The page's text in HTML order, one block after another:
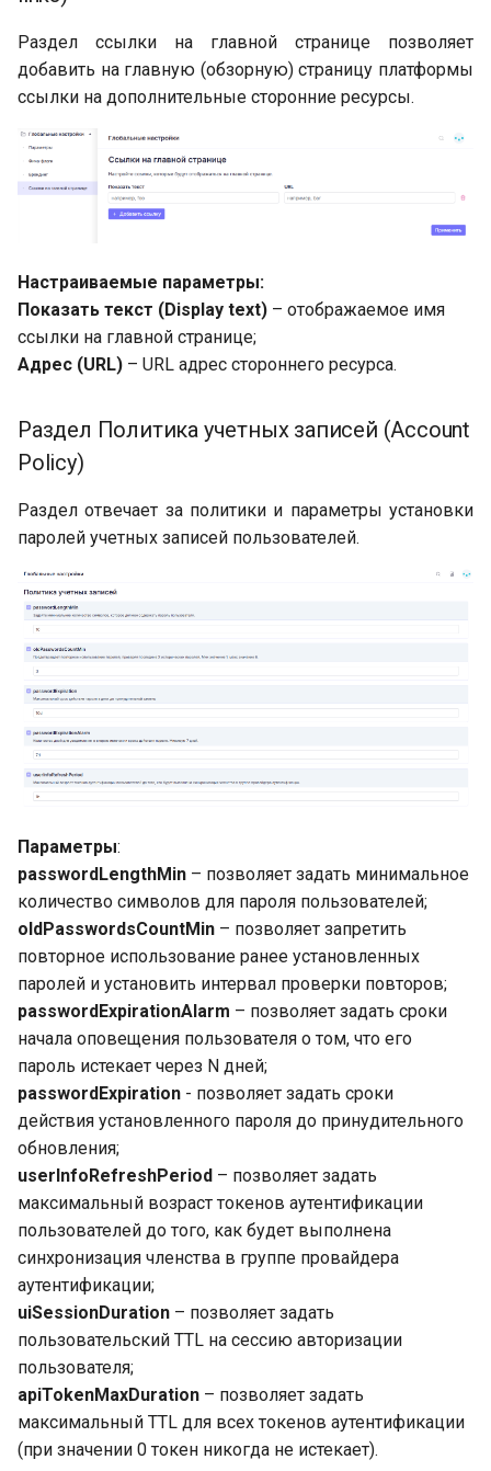
Раздел ссылки на главной странице позволяет
добавить на главную (обзорную) страницу платформы
ссылки на дополнительные сторонние ресурсы.
Настраиваемые параметры:
Показать текст (Display text) – отображаемое имя
ссылки на главной странице;
Адрес (URL) – URL адрес стороннего ресурса.
Раздел Политика учетных записей (Account
Policy)
Раздел отвечает за политики и параметры установки
паролей учетных записей пользователей.
Параметры:
passwordLengthMin – позволяет задать минимальное
количество символов для пароля пользователей;
oldPasswordsCountMin – позволяет запретить
повторное использование ранее установленных
паролей и установить интервал проверки повторов;
passwordExpirationAlarm – позволяет задать сроки
начала оповещения пользователя о том, что его
пароль истекает через N дней;
passwordExpiration - позволяет задать сроки
действия установленного пароля до принудительного
обновления;
userInfoRefreshPeriod – позволяет задать
максимальный возраст токенов аутентификации
пользователей до того, как будет выполнена
синхронизация членства в группе провайдера
аутентификации;
uiSessionDuration – позволяет задать
пользовательский TTL на сессию авторизации
пользователя;
apiTokenMaxDuration – позволяет задать
максимальный TTL для всех токенов аутентификации
(при значении 0 токен никогда не истекает).